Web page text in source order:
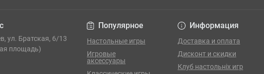
ул. Братская, 6/13
площадь)
Популярное
Настольные игры
Игровые
аксессуары
Информация
Доставка и оплата
Дисконт и скидки
Клуб настольніх игр